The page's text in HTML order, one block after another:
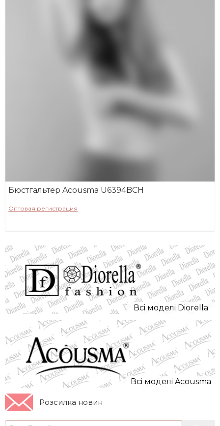
Бюстгальтер Acousma U6394BCH
Оптовая регистрация
Всi моделi Diorella
Всi моделi Acousma
Розсилка новин